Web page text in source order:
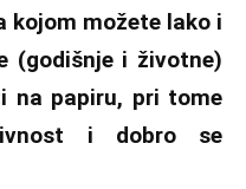
kojom možete lako i
(godišnje i životne)
na papiru, pri tome
i dobro se